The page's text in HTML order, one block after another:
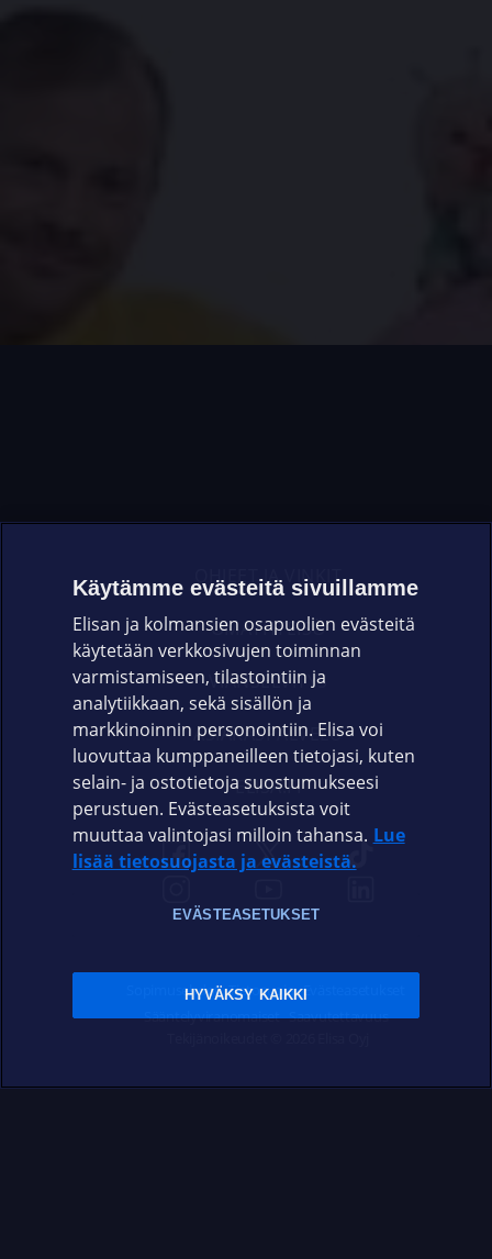
OHJEET JA VINKIT
OMAYHTEISÖ
VIANSELVITYS
ASIAKASPALVELU
ELISA.FI
Sopimusehdot Tietosuoja Evästeasetukset
Sääntelyviranomaiset Saavutettavuus
Käytämme evästeitä sivuillamme
Elisan ja kolmansien osapuolien evästeitä
käytetään verkkosivujen toiminnan
varmistamiseen, tilastointiin ja
analytiikkaan, sekä sisällön ja
markkinoinnin personointiin. Elisa voi
luovuttaa kumppaneilleen tietojasi, kuten
selain- ja ostotietoja suostumukseesi
perustuen. Evästeasetuksista voit
muuttaa valintojasi milloin tahansa. Lue
lisää tietosuojasta ja evästeistä.
EVÄSTEASETUKSET
HYVÄKSY KAIKKI